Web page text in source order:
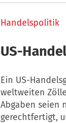
Handelspolitik
US-
Ein US-
weltweiten
Abgaben seien
gerechtfertigt,